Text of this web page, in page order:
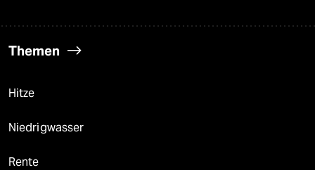
Themen
Hitze
Niedrigwasser
Rente